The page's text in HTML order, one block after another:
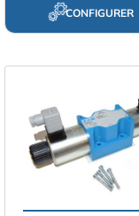
CONFIGURER